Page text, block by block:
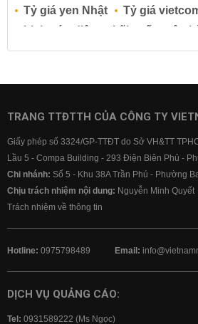
Tỷ giá yen Nhật
Tỷ giá
Lịch cúp điện
Lãi suất ngân
Lãi suất tiết kiệm
Lãi suất
Lãi suất ngân hàng BIDV
Lãi suất ngân hàng Vietcombank
TRANG TTĐTTH CỦA CÔNG TY
Giấy phép số 3324/GP-TTĐT do Sở VH&TT
Lầu 5 - Compa Building - 293 Điện Biên Phủ -
Chi nhánh: Số 5 - Khu 38A Trần Phú - Phường
Chịu trách nhiệm nội dung: Nguyễn Minh Quyết
Trách nhiệm về thông tin
Hotline: 0975798489 Email:
DỊCH VỤ QUẢNG CÁO:
Tel: 0931589222 (Ms Ngọc)